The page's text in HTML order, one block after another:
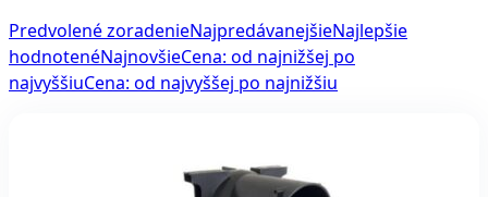
Predvolené zoradenieNajpredávanejšieNajlepšie
hodnotenéNajnovšieCena: od najnižšej po
najvyššiuCena: od najvyššej po najnižšiu